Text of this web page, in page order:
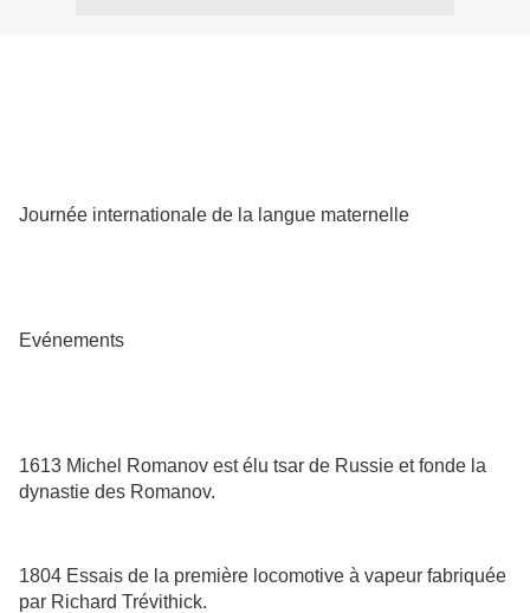
Journée internationale de la langue maternelle
Evénements
1613 Michel Romanov est élu tsar de Russie et fonde la
dynastie des Romanov.
1804 Essais de la première locomotive à vapeur fabriquée
par Richard Trévithick.